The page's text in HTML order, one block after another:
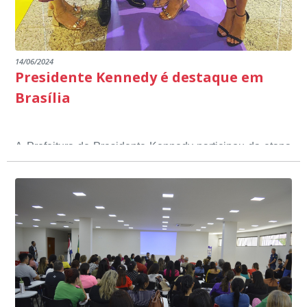
14/06/2024
Presidente Kennedy é destaque em
Brasília
A Prefeitura de Presidente Kennedy participou da etapa
nacional do 12º Prêmio Sebrae Prefeitura
Empreendedora, que visou valorizar e destacar o papel
dos gestores públicos comprometidos com o
desenvolvimento socioeconômico dos municípios, a
partir de iniciativas que estimulam o empreendedorismo,
a competitividade dos pequenos negócios e a
modernização da gestão pública local. O evento
aconteceu nesta terça-feira (11) em Brasília.